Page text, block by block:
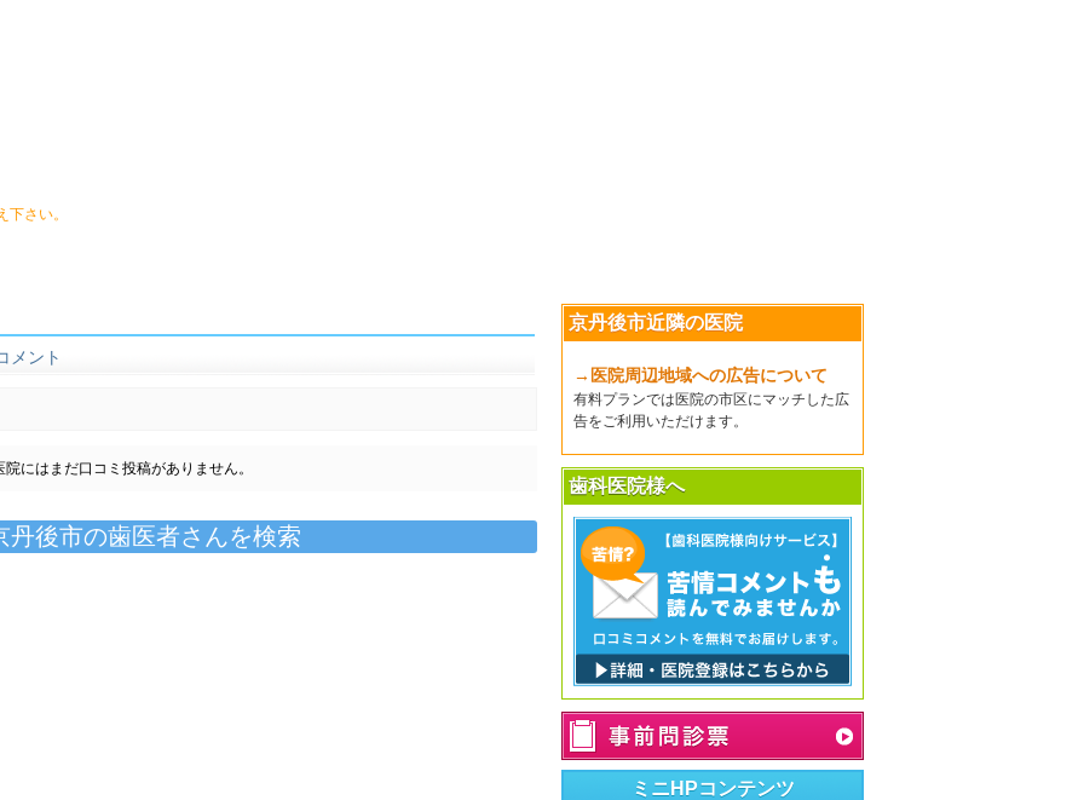
さい。
メント
院にはまだ口コミ投稿がありません。
丹後市の歯医者さんを検索
京丹後市近隣の医院
→医院周辺地域への広告について
有料プランでは医院の市区にマッチした広
告をご利用いただけます。
歯科医院様へ
ミニHPコンテンツ